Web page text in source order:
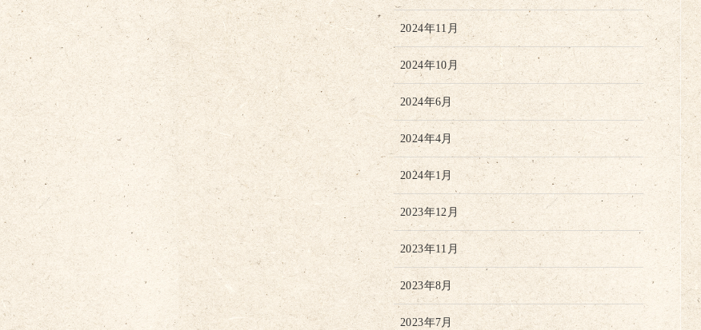
2024年11月
2024年10月
2024年6月
2024年4月
2024年1月
2023年12月
2023年11月
2023年8月
2023年7月